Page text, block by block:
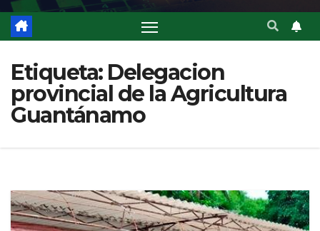
Etiqueta: Delegacion
provincial de la Agricultura
Guantánamo